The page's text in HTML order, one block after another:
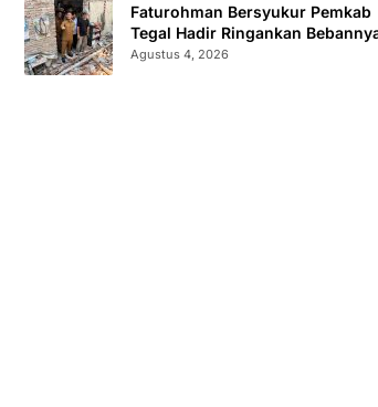
Faturohman Bersyukur Pemkab
Tegal Hadir Ringankan
Agustus 4, 2026